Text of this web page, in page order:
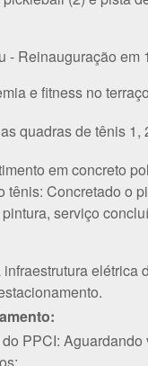
- Reinauguração em
e fitness no
quadras de tênis 1,
em concreto
tênis: Concretado o
serviço
elétrica
PPCI: Aguardando